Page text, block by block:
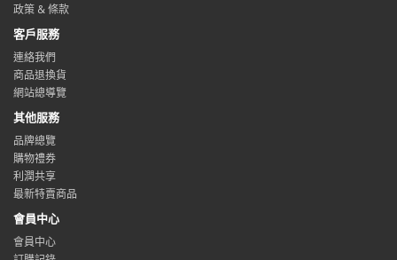
政策 & 條款
客戶服務
連絡我們
商品退換貨
網站總導覽
其他服務
品牌總覽
購物禮券
利潤共享
最新特賣商品
會員中心
會員中心